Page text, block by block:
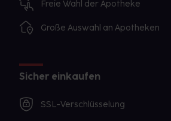
Freie Wahl der Apotheke
Große Auswahl an Apotheken
Sicher einkaufen
SSL-Verschlüsselung